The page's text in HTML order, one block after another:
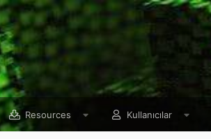
Resources Kullanıcılar